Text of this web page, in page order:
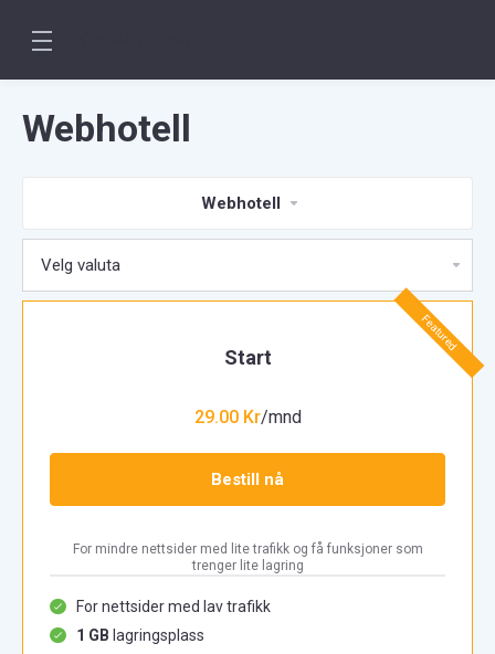
Webhotell
Webhotell
Featured
Start
29.00 Kr/mnd
Bestill nå
For mindre nettsider med lite trafikk og få funksjoner som
trenger lite lagring
For nettsider med lav trafikk
1 GB lagringsplass